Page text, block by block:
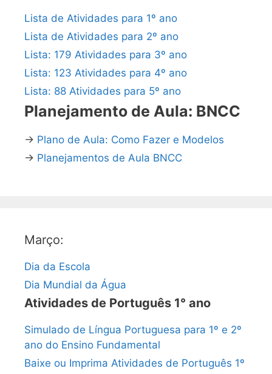
Lista de Atividades para 1º ano
Lista de Atividades para 2º ano
Lista: 179 Atividades para 3º ano
Lista: 123 Atividades para 4º ano
Lista: 88 Atividades para 5º ano
Planejamento de Aula: BNCC
→ Plano de Aula: Como Fazer e Modelos
→ Planejamentos de Aula BNCC
Março:
Dia da Escola
Dia Mundial da Água
Atividades de Português 1° ano
Simulado de Língua Portuguesa para 1º e 2º
ano do Ensino Fundamental
Baixe ou Imprima Atividades de Português 1º